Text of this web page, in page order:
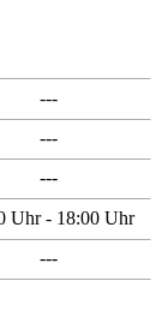
---
---
---
Uhr - 18:00 Uhr
---